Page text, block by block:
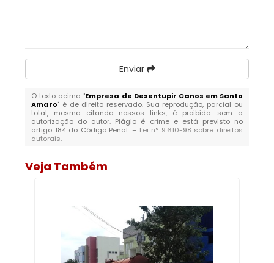
Enviar
O texto acima "Empresa de Desentupir Canos em Santo
Amaro" é de direito reservado. Sua reprodução, parcial ou
total, mesmo citando nossos links, é proibida sem a
autorização do autor. Plágio é crime e está previsto no
artigo 184 do Código Penal. – Lei n° 9.610-98 sobre direitos
autorais.
Veja Também